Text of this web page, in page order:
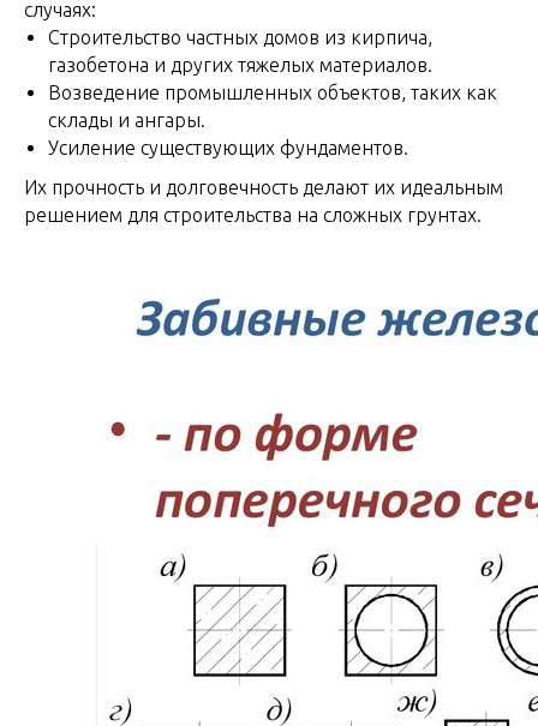
случаях:
Строительство частных домов из кирпича,
газобетона и других тяжелых материалов.
Возведение промышленных объектов, таких как
склады и ангары.
Усиление существующих фундаментов.
Их прочность и долговечность делают их идеальным
решением для строительства на сложных грунтах.